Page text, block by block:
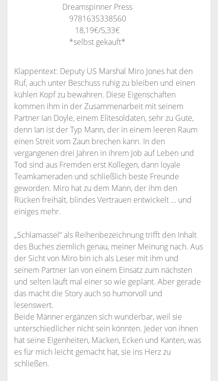
Dreamspinner Press
9781635338560
18,19€/5,33€
*selbst gekauft*
Klappentext: Deputy US Marshal Miro Jones hat den
Ruf, auch unter Beschuss ruhig zu bleiben und einen
kühlen Kopf zu bewahren. Diese Eigenschaften
kommen ihm in der Zusammenarbeit mit seinem
Partner Ian Doyle, einem Elitesoldaten, sehr zu Gute,
denn Ian ist der Typ Mann, der in einem leeren Raum
einen Streit vom Zaun brechen kann. In den
vergangenen drei Jahren in ihrem Job auf Leben und
Tod sind aus Fremden erst Kollegen, dann loyale
Teamkameraden und schließlich beste Freunde
geworden. Miro hat zu dem Mann, der ihm den
Rücken freihält, blindes Vertrauen entwickelt … und
einiges mehr.
„Schlamassel“ als Reihenbezeichnung trifft den Inhalt
des Buches ziemlich genau, meiner Meinung nach. Aus
der Sicht von Miro bin ich als Leser mit ihm und
seinem Partner Ian von einem Einsatz zum nächsten
und selten läuft mal einer so wie geplant. Aber gerade
das macht die Story auch so humorvoll und
lesenswert.
Beide Männer ergänzen sich wunderbar, weil sie
unterschiedlicher nicht sein könnten. Jeder von ihnen
hat seine Eigenheiten, Macken, Ecken und Kanten, was
es für mich leicht gemacht hat, sie ins Herz zu
schließen.